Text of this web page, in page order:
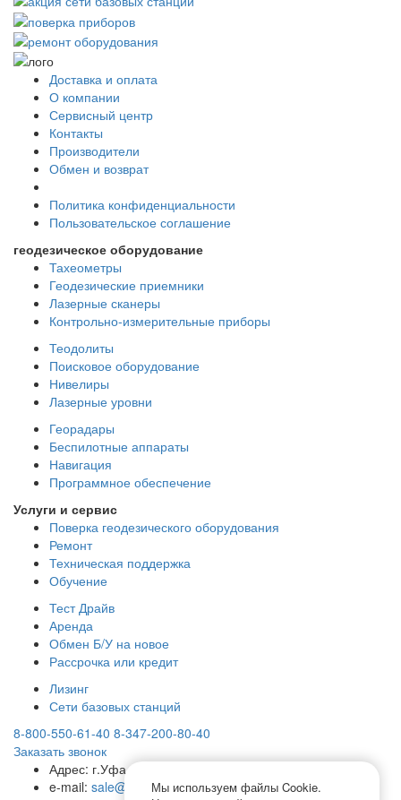
Доставка и оплата
О компании
Сервисный центр
Контакты
Производители
Обмен и возврат
Политика конфиденциальности
Пользовательское соглашение
геодезическое оборудование
Тахеометры
Геодезические приемники
Лазерные сканеры
Контрольно-измерительные приборы
Теодолиты
Поисковое оборудование
Нивелиры
Лазерные уровни
Георадары
Беспилотные аппараты
Навигация
Программное обеспечение
Услуги и сервис
Поверка геодезического оборудования
Ремонт
Техническая поддержка
Обучение
Тест Драйв
Аренда
Обмен Б/У на новое
Рассрочка или кредит
Лизинг
Сети базовых станций
8-800-550-61-40 8-347-200-80-40
Заказать звонок
Адрес: г.Уфа, ул. Достоевского, 99
e-mail: sale@rosgeopribor.com
Мы используем файлы Cookie.